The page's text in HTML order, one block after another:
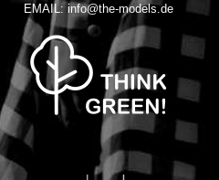
EMAIL: info@the-models.de